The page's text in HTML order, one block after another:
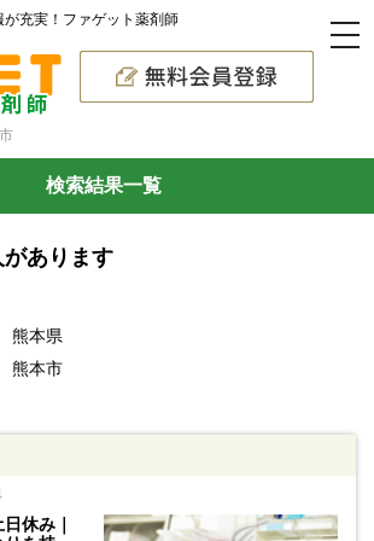
充実！ファゲット薬剤師
検索結果一覧
あります
熊本県
熊本市
休み｜